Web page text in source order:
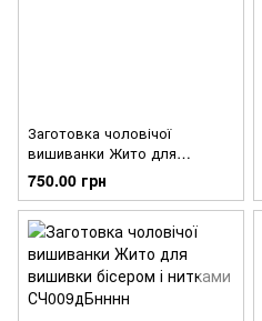
Заготовка чоловічої
вишиванки Жито для
вишивки бісером
СЧ009шБнннн
750.00 грн